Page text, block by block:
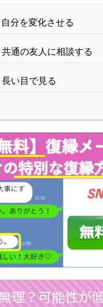
自分を変化させる
共通の友人に相談する
長い目で見る
理？可能性が